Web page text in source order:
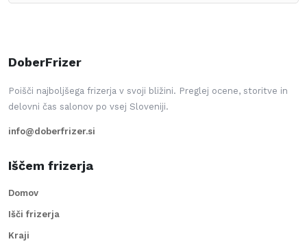
DoberFrizer
Poišči najboljšega frizerja v svoji bližini. Preglej ocene, storitve in
delovni čas salonov po vsej Sloveniji.
info@doberfrizer.si
Iščem frizerja
Domov
Išči frizerja
Kraji